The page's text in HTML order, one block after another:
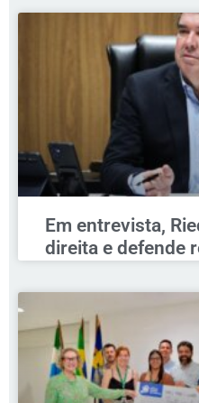
Em entrevista,
direita e defende